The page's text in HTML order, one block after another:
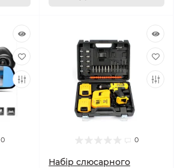
0 0
Набір слюсарного